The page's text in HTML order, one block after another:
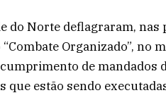
do Norte deflagraram,
Organizado”, no
de mandados
estão sendo